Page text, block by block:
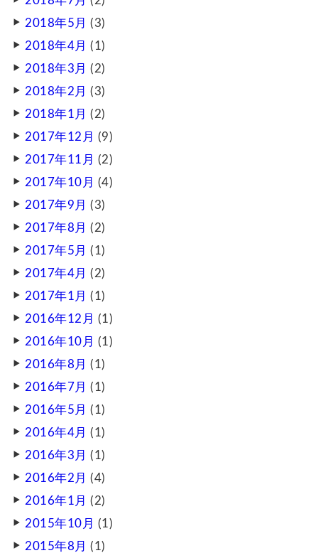
2018年5月 (3)
2018年4月 (1)
2018年3月 (2)
2018年2月 (3)
2018年1月 (2)
2017年12月 (9)
2017年11月 (2)
2017年10月 (4)
2017年9月 (3)
2017年8月 (2)
2017年5月 (1)
2017年4月 (2)
2017年1月 (1)
2016年12月 (1)
2016年10月 (1)
2016年8月 (1)
2016年7月 (1)
2016年5月 (1)
2016年4月 (1)
2016年3月 (1)
2016年2月 (4)
2016年1月 (2)
2015年10月 (1)
2015年8月 (1)